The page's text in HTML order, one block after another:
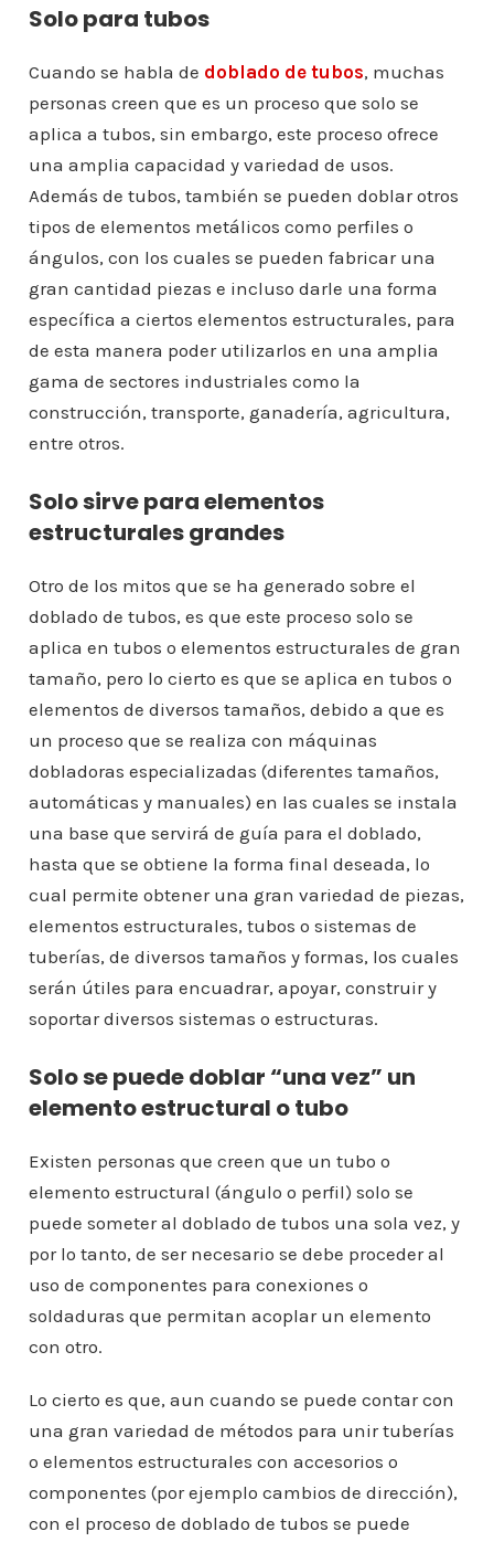
Solo para tubos
Cuando se habla de doblado de tubos, muchas
personas creen que es un proceso que solo se
aplica a tubos, sin embargo, este proceso ofrece
una amplia capacidad y variedad de usos.
Además de tubos, también se pueden doblar otros
tipos de elementos metálicos como perfiles o
ángulos, con los cuales se pueden fabricar una
gran cantidad piezas e incluso darle una forma
específica a ciertos elementos estructurales, para
de esta manera poder utilizarlos en una amplia
gama de sectores industriales como la
construcción, transporte, ganadería, agricultura,
entre otros.
Solo sirve para elementos
estructurales grandes
Otro de los mitos que se ha generado sobre el
doblado de tubos, es que este proceso solo se
aplica en tubos o elementos estructurales de gran
tamaño, pero lo cierto es que se aplica en tubos o
elementos de diversos tamaños, debido a que es
un proceso que se realiza con máquinas
dobladoras especializadas (diferentes tamaños,
automáticas y manuales) en las cuales se instala
una base que servirá de guía para el doblado,
hasta que se obtiene la forma final deseada, lo
cual permite obtener una gran variedad de piezas,
elementos estructurales, tubos o sistemas de
tuberías, de diversos tamaños y formas, los cuales
serán útiles para encuadrar, apoyar, construir y
soportar diversos sistemas o estructuras.
Solo se puede doblar “una vez” un
elemento estructural o tubo
Existen personas que creen que un tubo o
elemento estructural (ángulo o perfil) solo se
puede someter al doblado de tubos una sola vez, y
por lo tanto, de ser necesario se debe proceder al
uso de componentes para conexiones o
soldaduras que permitan acoplar un elemento
con otro.
Lo cierto es que, aun cuando se puede contar con
una gran variedad de métodos para unir tuberías
o elementos estructurales con accesorios o
componentes (por ejemplo cambios de dirección),
con el proceso de doblado de tubos se puede